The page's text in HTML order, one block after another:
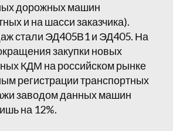
дорожных машин
и на шасси заказчика).
стали ЭД405В1 и ЭД405. На
закупки новых
КДМ на российском рынке
регистрации транспортных
заводом данных машин
на 12%.